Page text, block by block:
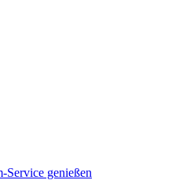
Service genießen